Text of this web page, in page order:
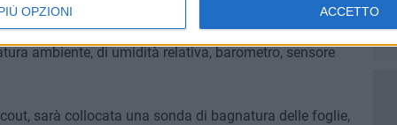
OPZIONI ACCETTO
l'attivazione e la messa in rete della stazione meteo,
cui saranno inseriti tutti i dati.
ambiente, di umidità relativa, barometro, sensore
sarà collocata una sonda di bagnatura delle foglie,